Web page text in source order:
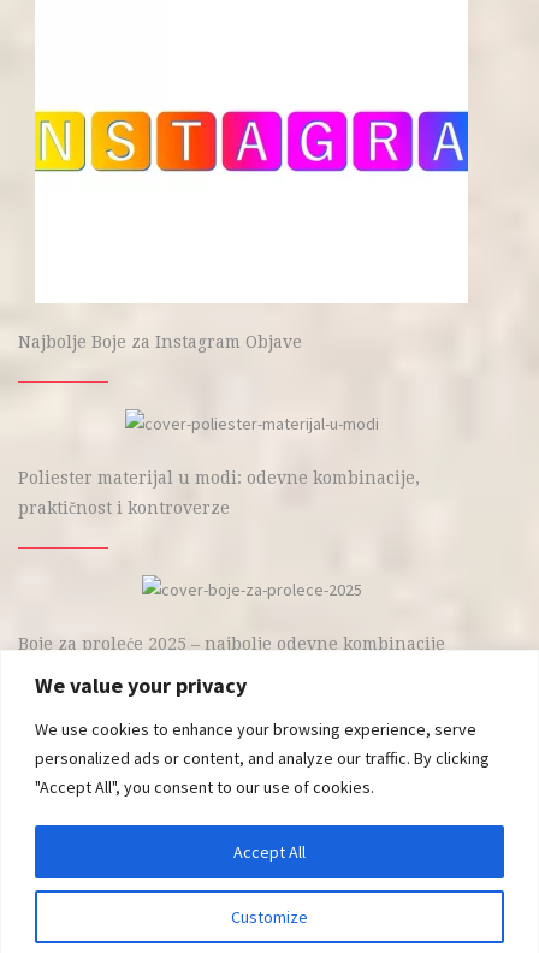
We value your privacy
We use cookies to enhance your browsing experience, serve
personalized ads or content, and analyze our traffic. By clicking
"Accept All", you consent to our use of cookies.
Customize
Accept All
Najbolje Boje za Instagram Objave
Poliester materijal u modi: odevne kombinacije,
praktičnost i kontroverze
Boje za proleće 2025 – najbolje odevne kombinacije
Proudly powered by WordPress|Theme: Blaskan byColorlib.com.